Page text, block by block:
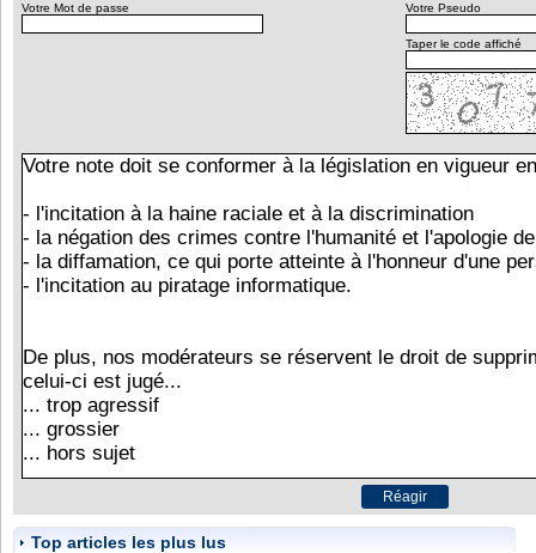
Votre Mot de passe Votre Pseudo
Taper le code affiché
Top articles les plus lus